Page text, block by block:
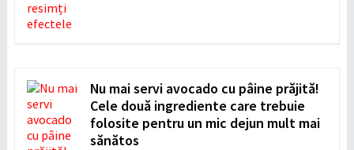
Nu mai servi avocado cu pâine prăjită!
Cele două ingrediente care trebuie
folosite pentru un mic dejun mult mai
sănătos